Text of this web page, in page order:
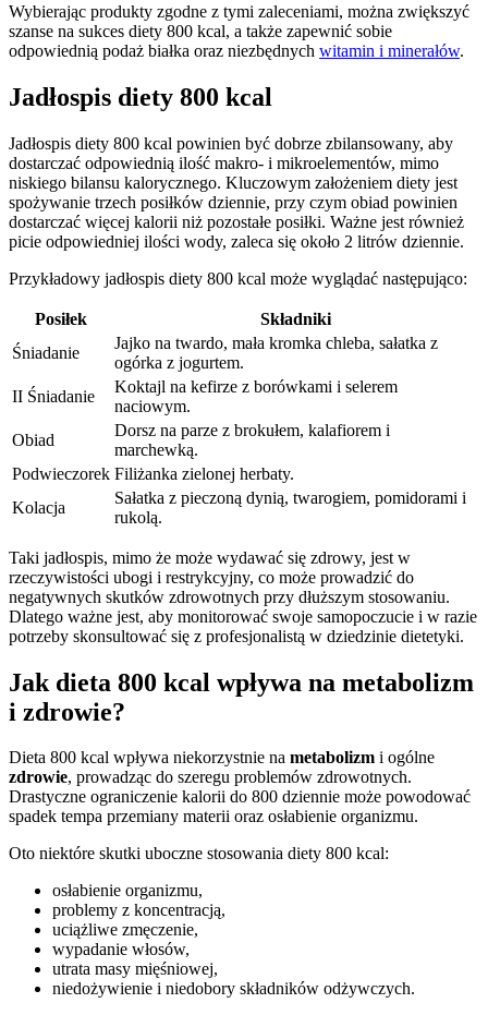
Wybierając produkty zgodne z tymi zaleceniami, można zwiększyć
szanse na sukces diety 800 kcal, a także zapewnić sobie
odpowiednią podaż białka oraz niezbędnych witamin i minerałów.
Jadłospis diety 800 kcal
Jadłospis diety 800 kcal powinien być dobrze zbilansowany, aby
dostarczać odpowiednią ilość makro- i mikroelementów, mimo
niskiego bilansu kalorycznego. Kluczowym założeniem diety jest
spożywanie trzech posiłków dziennie, przy czym obiad powinien
dostarczać więcej kalorii niż pozostałe posiłki. Ważne jest również
picie odpowiedniej ilości wody, zaleca się około 2 litrów dziennie.
Przykładowy jadłospis diety 800 kcal może wyglądać następująco:
Posiłek
Składniki
Śniadanie
Jajko na twardo, mała kromka chleba, sałatka z
ogórka z jogurtem.
II Śniadanie
Koktajl na kefirze z borówkami i selerem
naciowym.
Obiad
Dorsz na parze z brokułem, kalafiorem i
marchewką.
Podwieczorek Filiżanka zielonej herbaty.
Kolacja
Sałatka z pieczoną dynią, twarogiem, pomidorami i
rukolą.
Taki jadłospis, mimo że może wydawać się zdrowy, jest w
rzeczywistości ubogi i restrykcyjny, co może prowadzić do
negatywnych skutków zdrowotnych przy dłuższym stosowaniu.
Dlatego ważne jest, aby monitorować swoje samopoczucie i w razie
potrzeby skonsultować się z profesjonalistą w dziedzinie dietetyki.
Jak dieta 800 kcal wpływa na metabolizm
i zdrowie?
Dieta 800 kcal wpływa niekorzystnie na metabolizm i ogólne
zdrowie, prowadząc do szeregu problemów zdrowotnych.
Drastyczne ograniczenie kalorii do 800 dziennie może powodować
spadek tempa przemiany materii oraz osłabienie organizmu.
Oto niektóre skutki uboczne stosowania diety 800 kcal:
osłabienie organizmu,
problemy z koncentracją,
uciążliwe zmęczenie,
wypadanie włosów,
utrata masy mięśniowej,
niedożywienie i niedobory składników odżywczych.